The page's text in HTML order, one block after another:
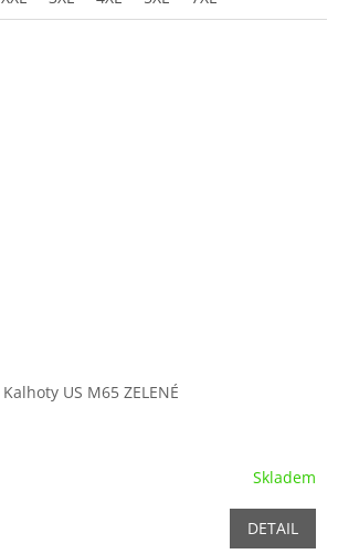
Kalhoty US M65 ZELENÉ
Skladem
DETAIL